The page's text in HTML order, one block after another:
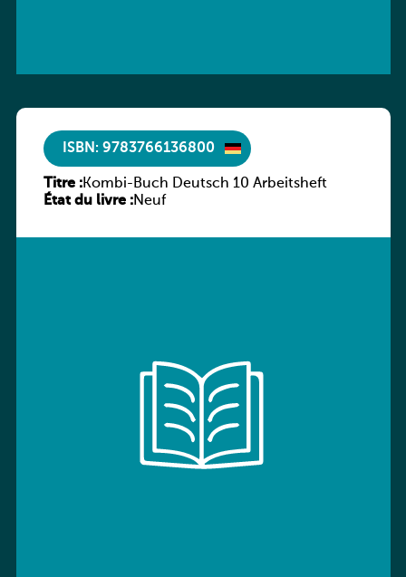
ISBN: 9783766136800
Titre :Kombi-Buch Deutsch 10 Arbeitsheft
État du livre :Neuf